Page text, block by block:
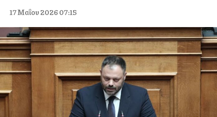
17 Μαΐου 2026 07:15